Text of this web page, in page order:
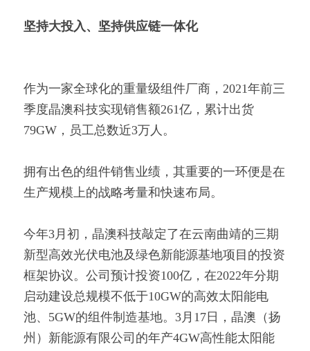
坚持大投入、坚持供应链一体化
作为一家全球化的重量级组件厂商，2021年前三
季度晶澳科技实现销售额261亿，累计出货
79GW，员工总数近3万人。
拥有出色的组件销售业绩，其重要的一环便是在
生产规模上的战略考量和快速布局。
今年3月初，晶澳科技敲定了在云南曲靖的三期
新型高效光伏电池及绿色新能源基地项目的投资
框架协议。公司预计投资100亿，在2022年分期
启动建设总规模不低于10GW的高效太阳能电
池、5GW的组件制造基地。3月17日，晶澳（扬
州）新能源有限公司的年产4GW高性能太阳能